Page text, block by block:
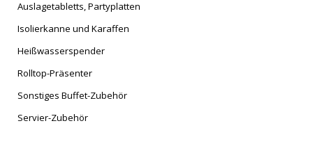
Auslagetabletts, Partyplatten
Isolierkanne und Karaffen
Heißwasserspender
Rolltop-Präsenter
Sonstiges Buffet-Zubehör
Servier-Zubehör